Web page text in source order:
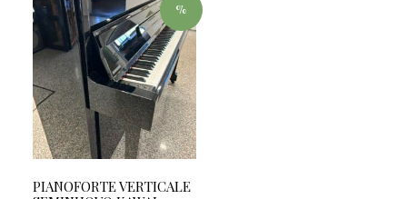
%
PIANOFORTE VERTICALE